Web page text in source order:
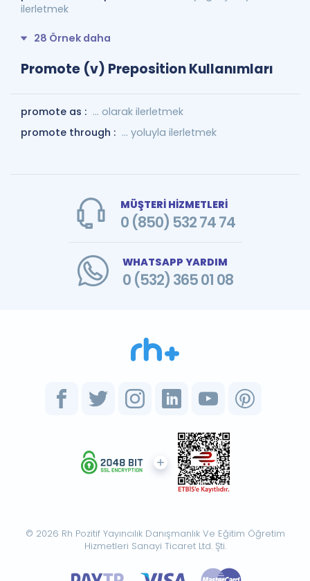
ilerletmek
28 Örnek daha
Promote (v) Preposition Kullanımları
promote as : ... olarak ilerletmek
promote through : ... yoluyla ilerletmek
MÜŞTERİ HİZMETLERİ
0 (850) 532 74 74
WHATSAPP YARDIM
0 (532) 365 01 08
© 2026 Rh Pozitif Yayıncılık Danışmanlık Ve Eğitim Öğretim
Hizmetleri Sanayi Ticaret Ltd. Şti.